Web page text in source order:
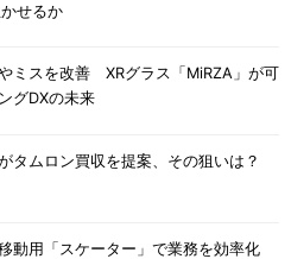
せるか
ミスを改善 XRグラス「MiRZA」が可
グDXの未来
タムロン買収を提案、その狙いは？
動用「スケーター」で業務を効率化